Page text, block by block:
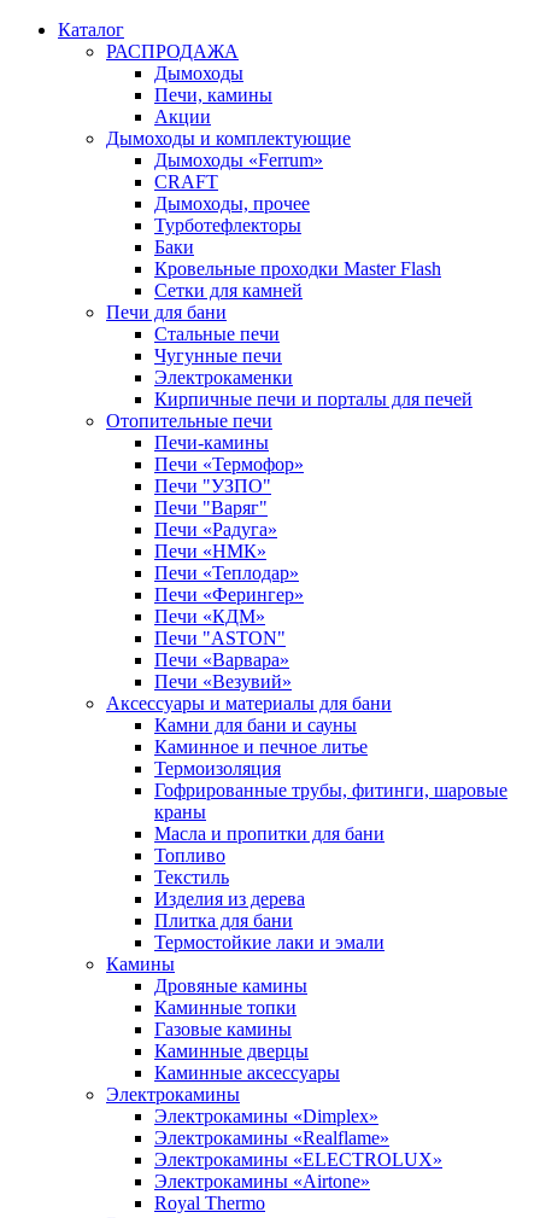
Каталог
РАСПРОДАЖА
Дымоходы
Печи, камины
Акции
Дымоходы и комплектующие
Дымоходы «Ferrum»
CRAFT
Дымоходы, прочее
Турботефлекторы
Баки
Кровельные проходки Master Flash
Сетки для камней
Печи для бани
Стальные печи
Чугунные печи
Электрокаменки
Кирпичные печи и порталы для печей
Отопительные печи
Печи-камины
Печи «Термофор»
Печи "УЗПО"
Печи "Варяг"
Печи «Радуга»
Печи «НМК»
Печи «Теплодар»
Печи «Ферингер»
Печи «КДМ»
Печи "ASTON"
Печи «Варвара»
Печи «Везувий»
Аксессуары и материалы для бани
Камни для бани и сауны
Каминное и печное литье
Термоизоляция
Гофрированные трубы, фитинги, шаровые
краны
Масла и пропитки для бани
Топливо
Текстиль
Изделия из дерева
Плитка для бани
Термостойкие лаки и эмали
Камины
Дровяные камины
Каминные топки
Газовые камины
Каминные дверцы
Каминные аксессуары
Электрокамины
Электрокамины «Dimplex»
Электрокамины «Realflame»
Электрокамины «ELECTROLUX»
Электрокамины «Airtone»
Royal Thermo